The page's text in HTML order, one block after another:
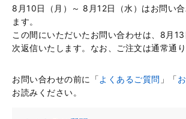
8月10日（月）～ 8月12日（水）はお問い
ます。
この間にいただいたお問い合わせは、8月
次返信いたします。なお、ご注文は通常通り
お問い合わせの前に「よくあるご質問 」「
お読みください。